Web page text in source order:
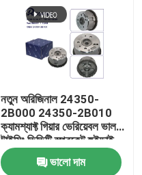
নতুন অরিজিনাল 24350-
2B000 24350-2B010
ক্যামশ্যাফ্ট গিয়ার ভেরিয়েবল ভালভ
টাইমিং ভিভিটি স্প্রকেট হুইন্ডাই
কিয়া সুল জি 4 এফসি টাইমিং
চেইন কিটের জন্যভালো দাম